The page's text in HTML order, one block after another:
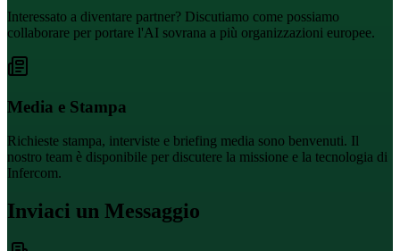
Interessato a diventare partner? Discutiamo come possiamo
collaborare per portare l'AI sovrana a più organizzazioni europee.
Media e Stampa
Richieste stampa, interviste e briefing media sono benvenuti. Il
nostro team è disponibile per discutere la missione e la tecnologia di
Infercom.
Inviaci un Messaggio